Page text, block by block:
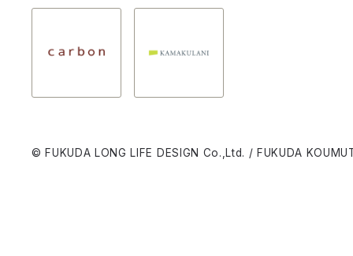
© FUKUDA LONG LIFE DESIGN Co.,Ltd. / FUKUDA